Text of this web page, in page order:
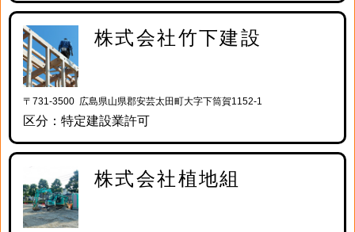
株式会社竹下建設
〒731-3500 広島県山県郡安芸太田町大字下筒賀1152-1
区分：特定建設業許可
株式会社植地組